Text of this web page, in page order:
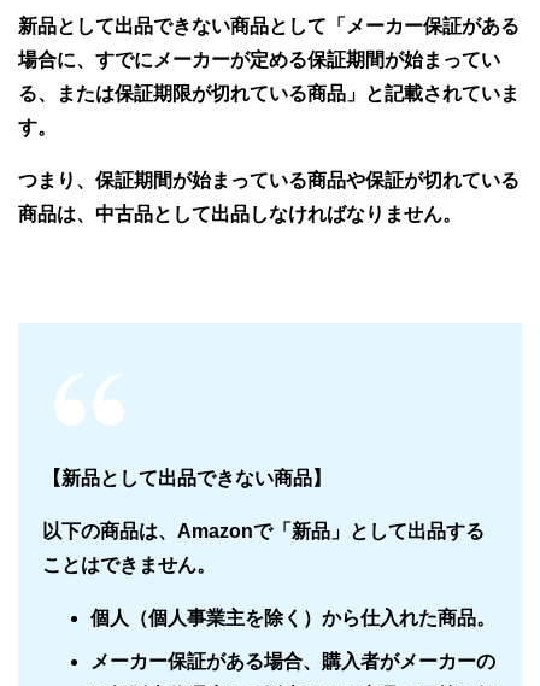
新品として出品できない商品として「メーカー保証がある
場合に、すでにメーカーが定める保証期間が始まってい
る、または保証期限が切れている商品」と記載されていま
す。
つまり、保証期間が始まっている商品や保証が切れている
商品は、中古品として出品しなければなりません。
【新品として出品できない商品】
以下の商品は、Amazonで「新品」として出品する
ことはできません。
個人（個人事業主を除く）から仕入れた商品。
メーカー保証がある場合、購入者がメーカーの